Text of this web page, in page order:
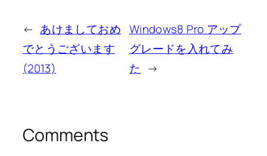
← あけましておめ
でとうございます
(2013)
Windows8 Pro アップ
グレードを入れてみ
た →
Comments